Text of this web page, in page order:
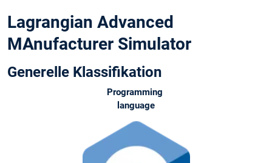
Lagrangian Advanced
MAnufacturer Simulator
Generelle Klassifikation
Programming
language